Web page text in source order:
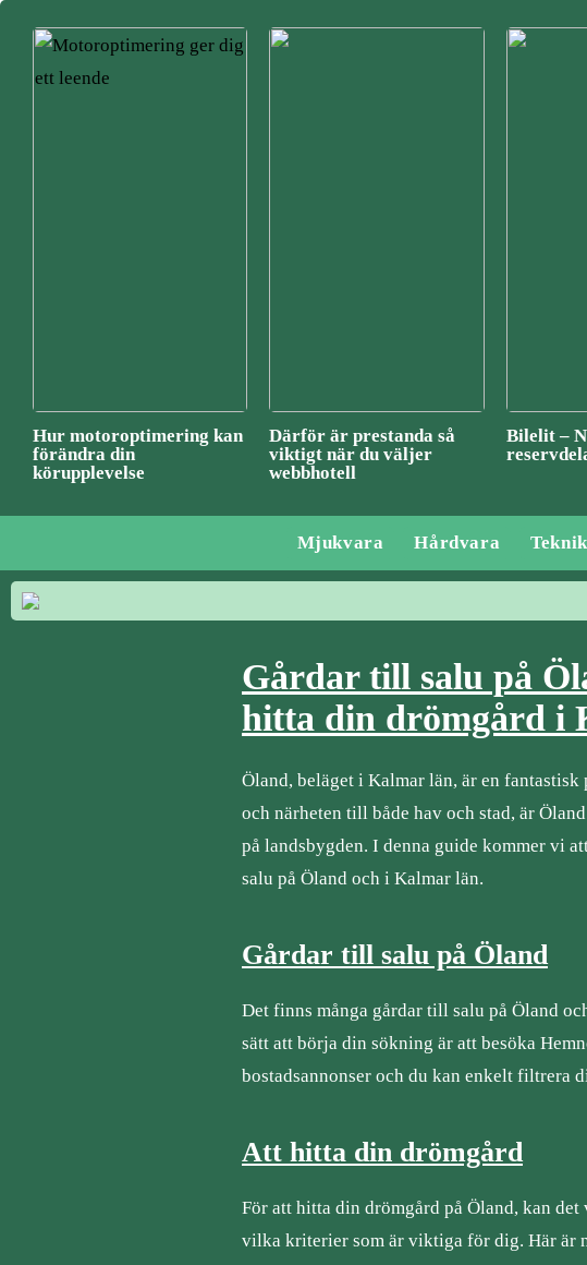
Hur motoroptimering kan
förändra din
körupplevelse
Därför är prestanda så
viktigt när du väljer
webbhotell
Bilelit –
Mjukvara Hårdvara Teknik
Gårdar till salu på
hitta din drömgård i
Öland, beläget i Kalmar län, är en
och närheten till både hav och stad, är
på landsbygden. I denna guide kommer vi
salu på Öland och i Kalmar län.
Gårdar till salu på Öland
Det finns många gårdar till salu på Öland
sätt att börja din sökning är att besöka
bostadsannonser och du kan enkelt filtrera
Att hitta din drömgård
För att hitta din drömgård på Öland, kan
vilka kriterier som är viktiga för dig. Här är